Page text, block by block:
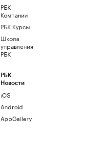
РБК
Компании
РБК Курсы
Школа
управления
РБК
РБК
Новости
iOS
Android
AppGallery